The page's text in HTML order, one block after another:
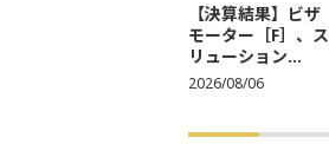
【決算結果】ビ
モーター［F］、
リューション...
2026/08/06